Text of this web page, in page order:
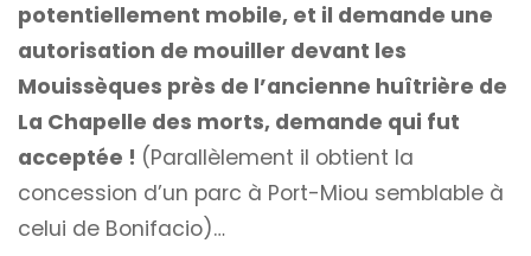
potentiellement mobile, et il demande une
autorisation de mouiller devant les
Mouissèques près de l’ancienne huîtrière de
La Chapelle des morts, demande qui fut
acceptée ! (Parallèlement il obtient la
concession d’un parc à Port-Miou semblable à
celui de Bonifacio)…